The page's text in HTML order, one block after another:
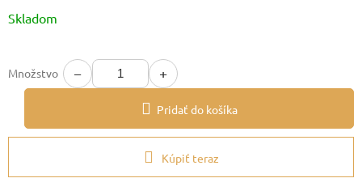
cena:
Skladom
Množstvo − +
Pridať do košíka
Kúpiť teraz